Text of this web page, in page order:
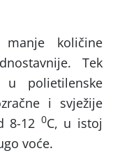
količine
Tek
polietilenske
i svježije
8-12 0C, u istoj
voće.